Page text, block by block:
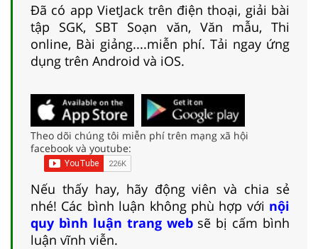
Đã có app VietJack trên điện thoại, giải bài
tập SGK, SBT Soạn văn, Văn mẫu, Thi
online, Bài giảng....miễn phí. Tải ngay ứng
dụng trên Android và iOS.
Theo dõi chúng tôi miễn phí trên mạng xã hội
facebook và youtube:
Nếu thấy hay, hãy động viên và chia sẻ
nhé! Các bình luận không phù hợp với nội
quy bình luận trang websẽ bị cấm bình
luận vĩnh viễn.